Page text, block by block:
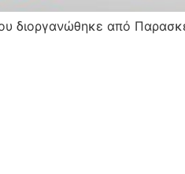
διοργανώθηκε από